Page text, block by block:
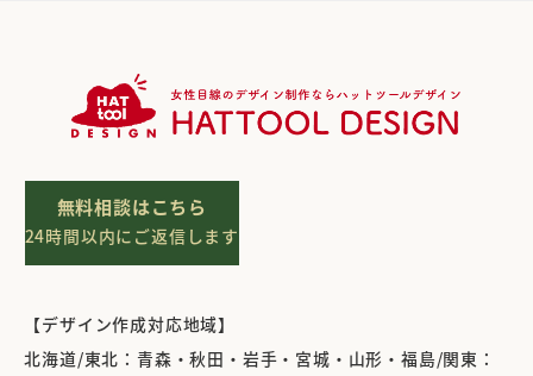
無料相談はこちら
24時間以内にご返信します
【デザイン作成対応地域】
北海道/東北：青森・秋田・岩手・宮城・山形・福島/関東：